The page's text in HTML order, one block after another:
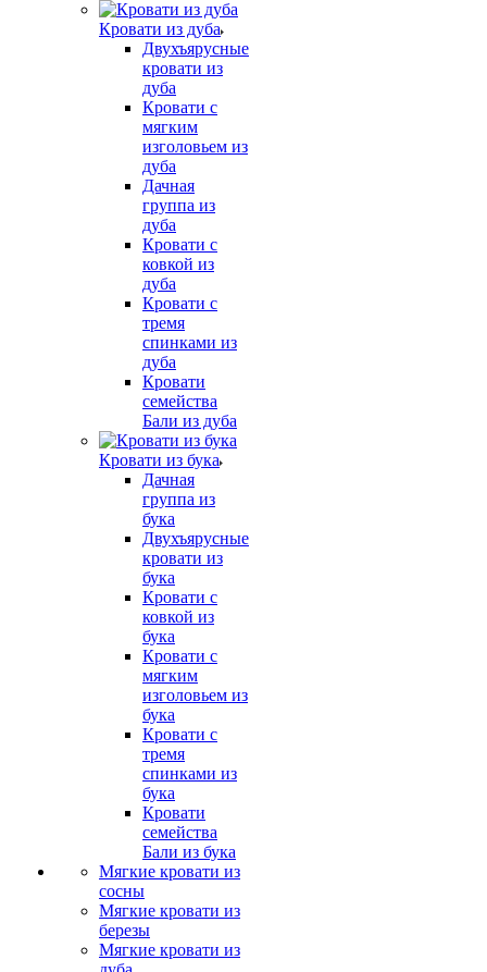
Кровати из дуба
Двухъярусные
кровати из
дуба
Кровати с
мягким
изголовьем из
дуба
Дачная
группа из
дуба
Кровати с
ковкой из
дуба
Кровати с
тремя
спинками из
дуба
Кровати
семейства
Бали из дуба
Кровати из бука
Дачная
группа из
бука
Двухъярусные
кровати из
бука
Кровати с
ковкой из
бука
Кровати с
мягким
изголовьем из
бука
Кровати с
тремя
спинками из
бука
Кровати
семейства
Бали из бука
Мягкие кровати из
сосны
Мягкие кровати из
березы
Мягкие кровати из